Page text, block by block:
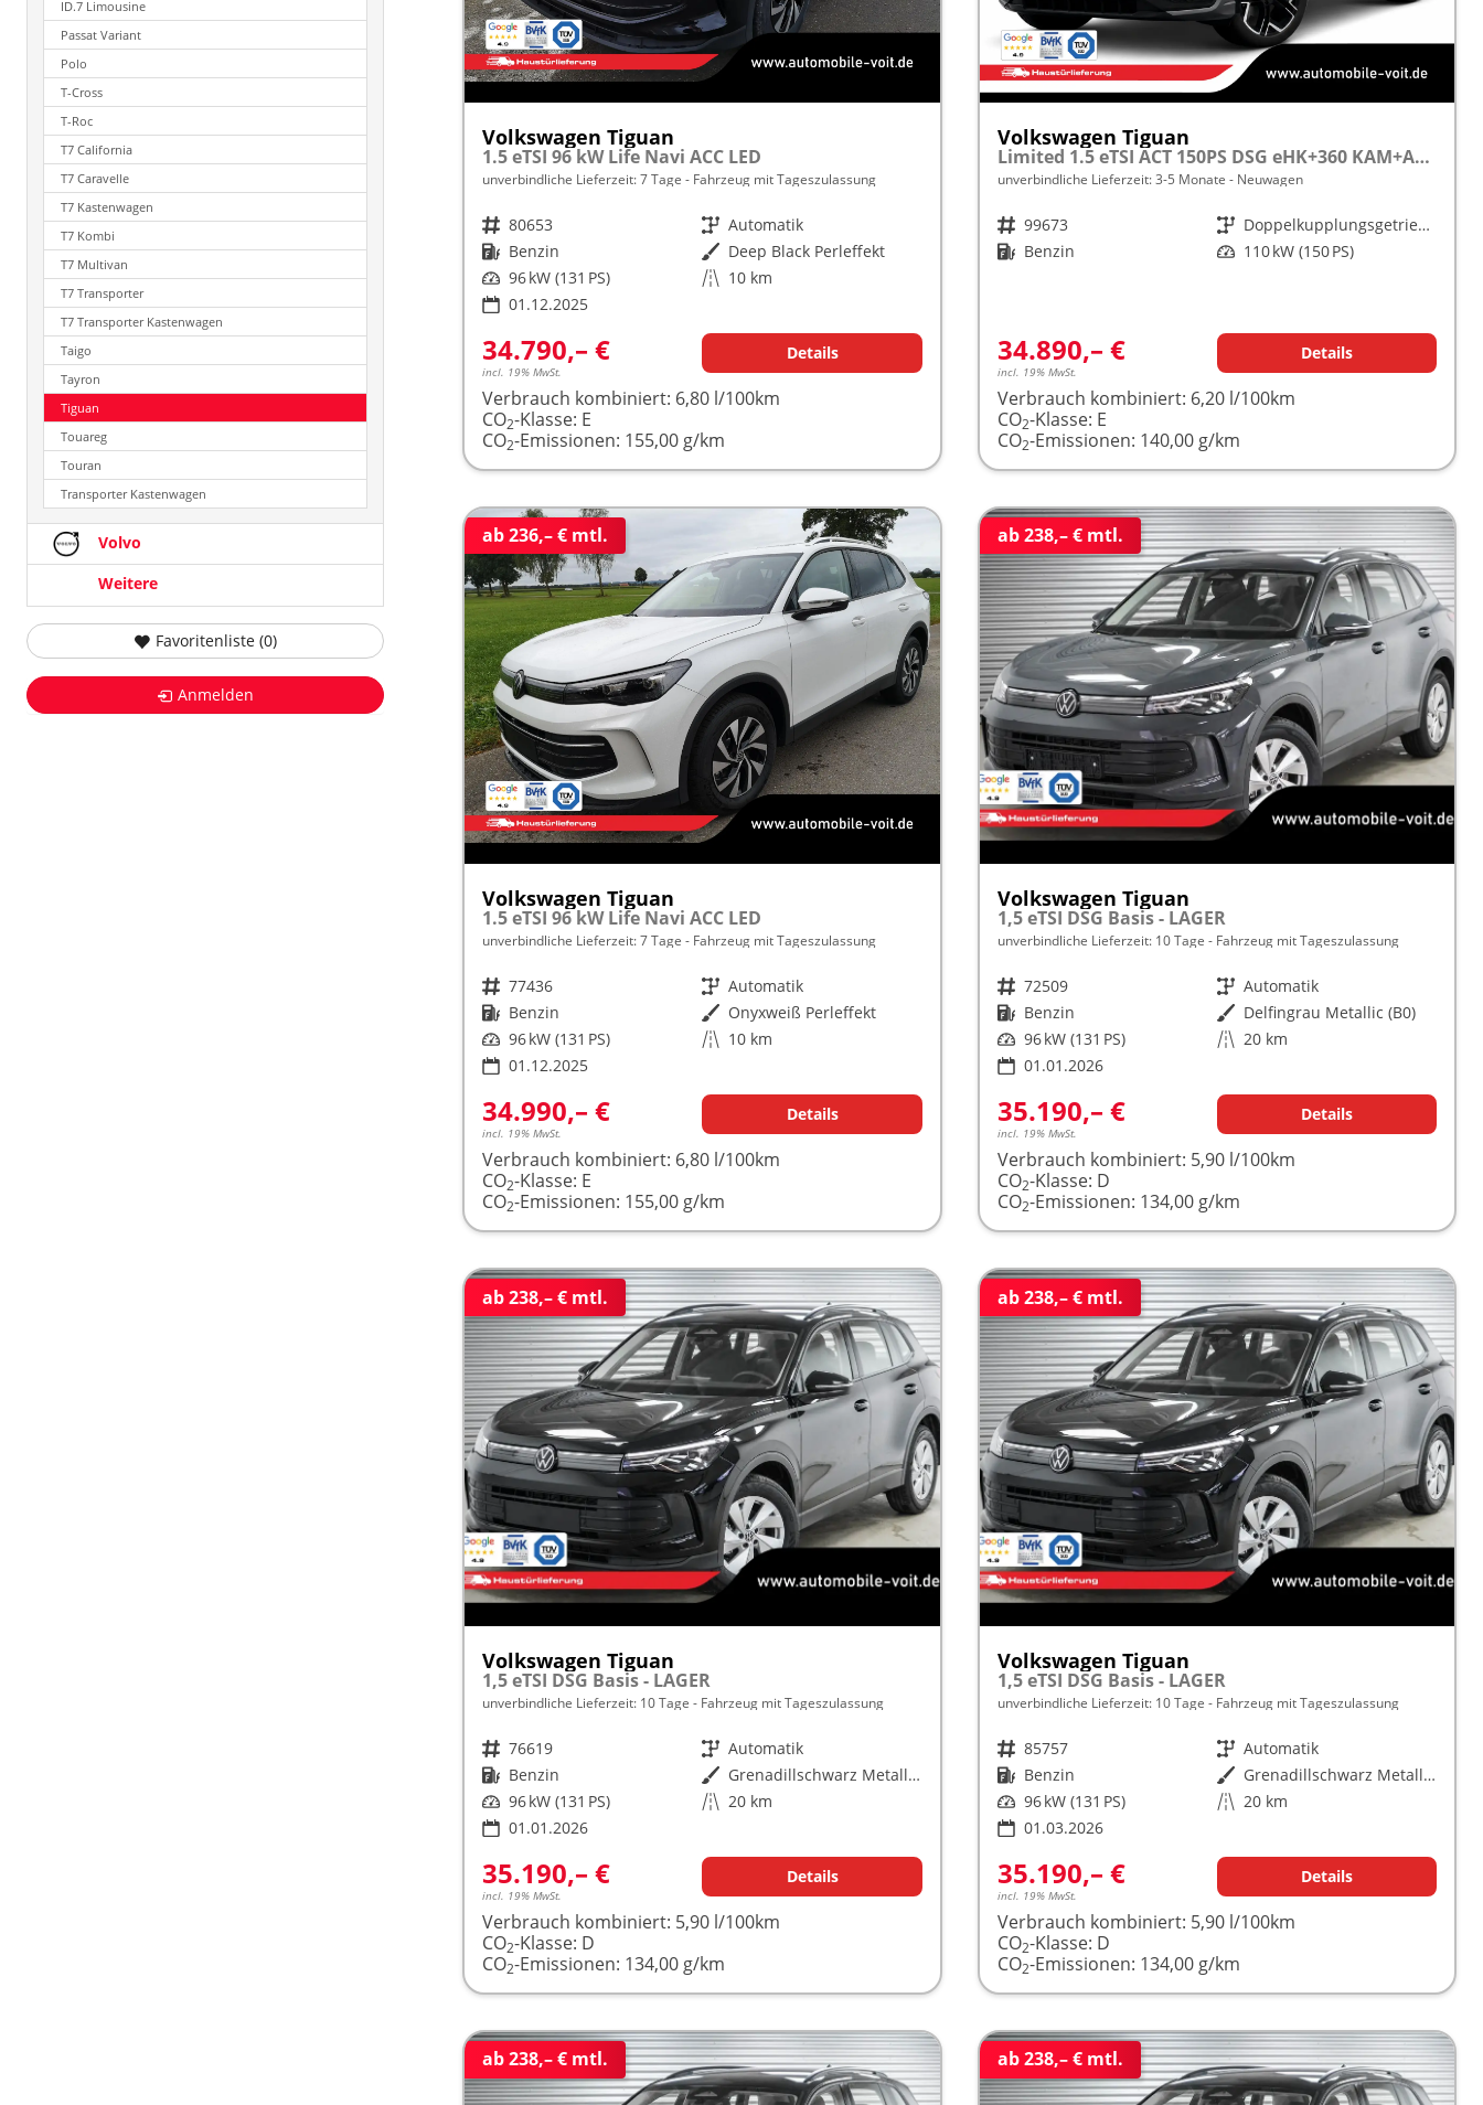
Volkswagen Tiguan
1.5 eTSI 96 kW Life Navi ACC LED
unverbindliche Lieferzeit:7 Tage Fahrzeug mit Tageszulassung
Fahrzeugnr. 80653 Getriebe Automatik
Kraftstoff Benzin Außenfarbe Deep Black Perleffekt
Leistung 96 kW (131 PS) Kilometerstand 10 km
01.12.2025
34.790,– €
incl. 19% MwSt.
Details
Verbrauch kombiniert: 6,80 l/100km
CO2-Klasse: E
CO2-Emissionen: 155,00 g/km
Volkswagen Tiguan
Limited 1.5 eTSI ACT 150PS DSG eHK+360 KAM+ACC+APP+LED PLUS+17" LM+KLIMA frei konfigurierbar!
unverbindliche Lieferzeit: 3-5 Monate Neuwagen
Fahrzeugnr. 99673 Getriebe
Doppelkupplungsgetriebe (DSG)
Kraftstoff Benzin Leistung 110 kW (150 PS)
34.890,– €
incl. 19% MwSt.
Details
Verbrauch kombiniert: 6,20 l/100km
CO2-Klasse: E
CO2-Emissionen: 140,00 g/km
ab 236,– € mtl.
Volkswagen Tiguan
1.5 eTSI 96 kW Life Navi ACC LED
unverbindliche Lieferzeit:7 Tage Fahrzeug mit Tageszulassung
Fahrzeugnr. 77436 Getriebe Automatik
Kraftstoff Benzin Außenfarbe Onyxweiß Perleffekt
Leistung 96 kW (131 PS) Kilometerstand 10 km
01.12.2025
34.990,– €
incl. 19% MwSt.
Details
Verbrauch kombiniert: 6,80 l/100km
CO2-Klasse: E
CO2-Emissionen: 155,00 g/km
ab 238,– € mtl.
Volkswagen Tiguan
1,5 eTSI DSG Basis - LAGER
unverbindliche Lieferzeit: 10 Tage Fahrzeug mit Tageszulassung
Fahrzeugnr. 72509 Getriebe Automatik
Kraftstoff Benzin Außenfarbe Delfingrau Metallic (B0)
Leistung 96 kW (131 PS) Kilometerstand 20 km
01.01.2026
35.190,– €
incl. 19% MwSt.
Details
Verbrauch kombiniert: 5,90 l/100km
CO2-Klasse: D
CO2-Emissionen: 134,00 g/km
ab 238,– € mtl.
Volkswagen Tiguan
1,5 eTSI DSG Basis - LAGER
unverbindliche Lieferzeit: 10 Tage Fahrzeug mit Tageszulassung
Fahrzeugnr. 76619 Getriebe Automatik
Kraftstoff Benzin Außenfarbe
Grenadillschwarz Metallic (0E)
Leistung 96 kW (131 PS) Kilometerstand 20 km
01.01.2026
35.190,– €
incl. 19% MwSt.
Details
Verbrauch kombiniert: 5,90 l/100km
CO2-Klasse: D
CO2-Emissionen: 134,00 g/km
ab 238,– € mtl.
Volkswagen Tiguan
1,5 eTSI DSG Basis - LAGER
unverbindliche Lieferzeit: 10 Tage Fahrzeug mit Tageszulassung
Fahrzeugnr. 85757 Getriebe Automatik
Kraftstoff Benzin Außenfarbe
Grenadillschwarz Metallic (0E)
Leistung 96 kW (131 PS) Kilometerstand 20 km
01.03.2026
35.190,– €
incl. 19% MwSt.
Details
Verbrauch kombiniert: 5,90 l/100km
CO2-Klasse: D
CO2-Emissionen: 134,00 g/km
ab 238,– € mtl. ab 238,– € mtl.
ID.7 Limousine
Passat Variant
Polo
T-Cross
T-Roc
T7 California
T7 Caravelle
T7 Kastenwagen
T7 Kombi
T7 Multivan
T7 Transporter
T7 Transporter Kastenwagen
Taigo
Tayron
Tiguan
Touareg
Touran
Transporter Kastenwagen
Volvo
Weitere
Favoritenliste (0)
Anmelden